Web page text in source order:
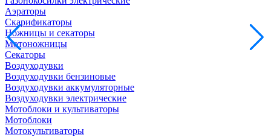
Аэраторы
Скарификаторы
Ножницы и секаторы
Мотоножницы
Секаторы
Воздуходувки
Воздуходувки бензиновые
Воздуходувки аккумуляторные
Воздуходувки электрические
Мотоблоки и культиваторы
Мотоблоки
Мотокультиваторы